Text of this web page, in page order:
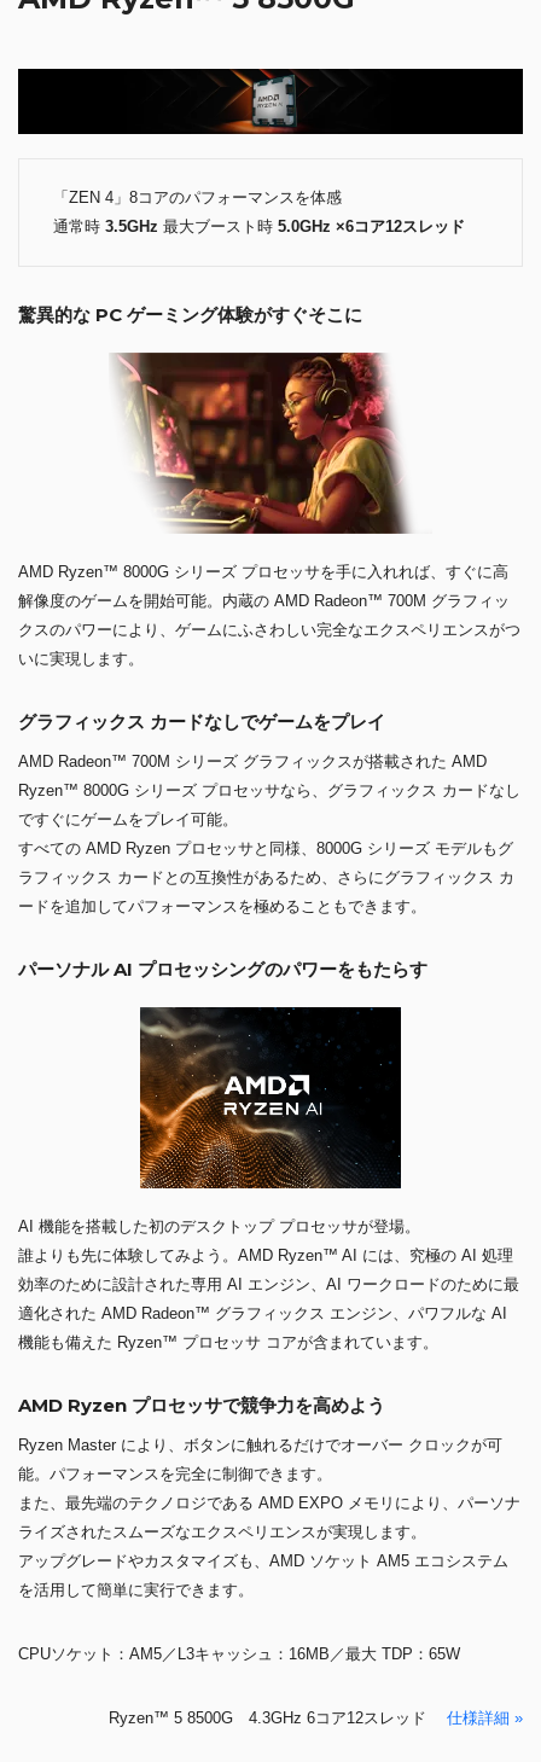
「ZEN 4」8コアのパフォーマンスを体感
通常時 3.5GHz 最大ブースト時 5.0GHz ×6コア12スレッド
驚異的な PC ゲーミング体験がすぐそこに
AMD Ryzen™ 8000G シリーズ プロセッサを手に入れれば、すぐに高
解像度のゲームを開始可能。内蔵の AMD Radeon™ 700M グラフィッ
クスのパワーにより、ゲームにふさわしい完全なエクスペリエンスがつ
いに実現します。
グラフィックス カードなしでゲームをプレイ
AMD Radeon™ 700M シリーズ グラフィックスが搭載された AMD
Ryzen™ 8000G シリーズ プロセッサなら、グラフィックス カードなし
ですぐにゲームをプレイ可能。
すべての AMD Ryzen プロセッサと同様、8000G シリーズ モデルもグ
ラフィックス カードとの互換性があるため、さらにグラフィックス カ
ードを追加してパフォーマンスを極めることもできます。
パーソナル AI プロセッシングのパワーをもたらす
AI 機能を搭載した初のデスクトップ プロセッサが登場。
誰よりも先に体験してみよう。AMD Ryzen™ AI には、究極の AI 処理
効率のために設計された専用 AI エンジン、AI ワークロードのために最
適化された AMD Radeon™ グラフィックス エンジン、パワフルな AI
機能も備えた Ryzen™ プロセッサ コアが含まれています。
AMD Ryzen プロセッサで競争力を高めよう
Ryzen Master により、ボタンに触れるだけでオーバー クロックが可
能。パフォーマンスを完全に制御できます。
また、最先端のテクノロジである AMD EXPO メモリにより、パーソナ
ライズされたスムーズなエクスペリエンスが実現します。
アップグレードやカスタマイズも、AMD ソケット AM5 エコシステム
を活用して簡単に実行できます。
CPUソケット：AM5／L3キャッシュ：16MB／最大 TDP：65W
Ryzen™ 5 8500G 4.3GHz 6コア12スレッド 仕様詳細 »